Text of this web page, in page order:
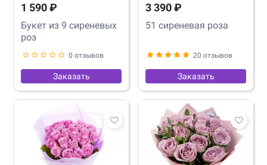
1 590 ₽
Букет из 9 сиреневых
роз
0 отзывов
Заказать
3 390 ₽
51 сиреневая роза
20 отзывов
Заказать